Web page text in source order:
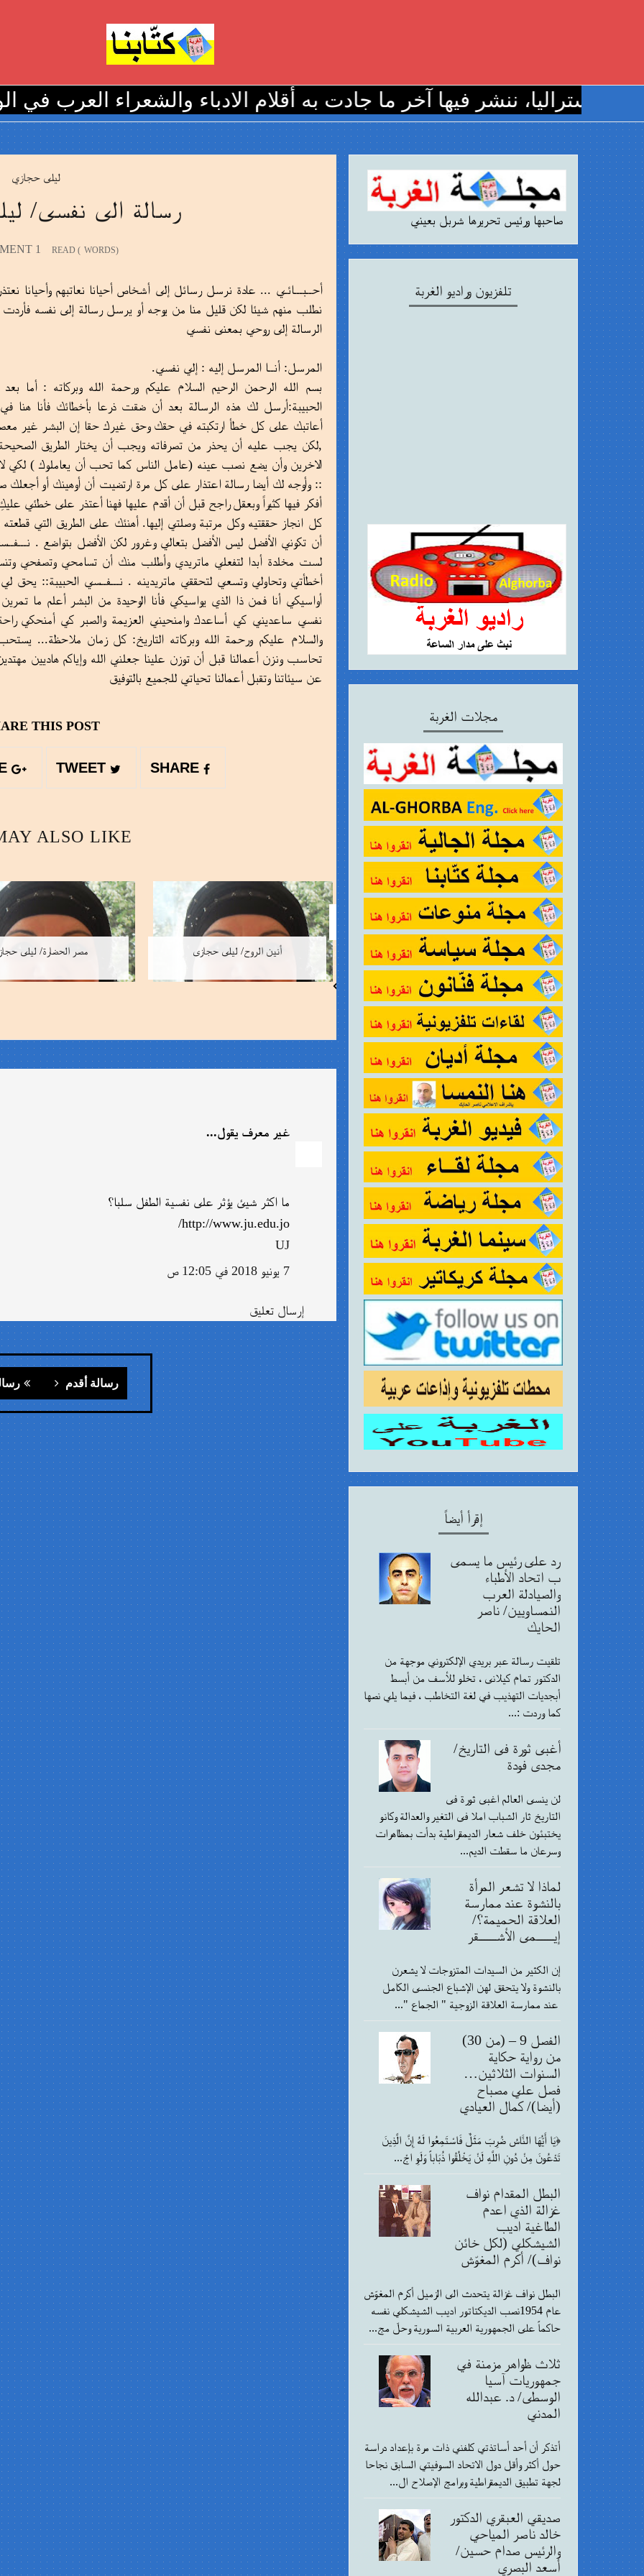
ننشر فيها آخر ما جادت به أقلام الادباء والشعراء العرب في الوطن
ليلى حجازي
رسالة الى نفسى/
READ ( WORDS)
1 COMMENT
أحــبـــائـي ... عادة نرسل رسائل إلى أشخاص أحيانا نعاتبهم وأحيانا
نطلب منهم شيئا لكن قليل منا من يوجه أو يرسل رسالة إلى نفسه فأردت
الرسالة إلى روحي بمعنى نفسي
المرسل: أنــا المرسل إليه : إلي نفسي.
بسم الله الرحمن الرحيم السلام عليكم ورحمة الله وبركاته : أما
الحبيبة:أرسل لك هذه الرسالة بعد أن ضقت ذرعا بأخطائك فأنا هنا
أعاتبك على كل خطأ ارتكبته في حقك وحق غيرك حقا إن البشر غير
,لكن يجب عليه أن يحذر من تصرفاته ويجب أن يختار الطريق
الاخرين وأن يضع نصب عينه (عامل الناس كما تحب أن يعاملوك ) لكي
:: وأوجه لك أيضا رسالة اعتذار على كل مرة ارتضيت أن أوهينك أو أجعلك
أفكر فيها كثيراً وبعقل راجح قبل أن أقدم عليها فهنا أعتذر على خطئي
كل انجاز حققتيه وكل مرتبة وصلتي إليها. أهنئك على الطريق التي
أن تكوني الأفضل ليس الأفضل بتعالي وغرور لكن الأفضل بتواضع .
لست مخلدة أبدا لتفعلي ماتريدي وأطلب منك أن تسامحي وتصفحي
أخطأتي وتحاولي وتسعي لتحققي ماتريدينه . نـــفــسي الحبيبة:: يحق
أواسيكي أنا فمن ذا الذي يواسيكي فأنا الوحيدة من البشر أعلم ما
نفسي ساعديني كي أساعدك وامنحيني العزيمة والصبر كي أمنحكي راحة
والسلام عليكم ورحمة الله وبركاته التاريخ: كل زمان ملاحظة...
تحاسب ونزن أعمالنا قبل أن توزن علينا جعلني الله وإياكم هاديين
عن سيئاتنا وتقبل أعمالنا تحياتي للجميع بالتوفيق
THIS POST
SHARE
TWEET
SHARE
ALSO LIKE
أنين الروح/ ليلى حجازى مصر الحضارة/ ليلى
غير معرف يقول...
ما اكثر شيئ يؤثر على نفسية الطفل سلبا؟
http://www.ju.edu.jo/
UJ
7 يونيو 2018 في 12:05 ص
إرسال تعليق
رسالة أقدم
صاحبها ورئيس تحريرها شربل بعيني
تلفزيون وراديو الغربة
مجلات الغربة
إقرأ أيضاً
رد على رئيس ما يسمى
ب اتحاد الأطباء
والصيادلة العرب
النمساويين/ ناصر
الحايك
تلقيت رسالة عبر بريدي الإلكتروني موجهة من
الدكتور تمام كيلانى ، تخلو للأسف من أبسط
أبجديات التهذيب في لغة التخاطب ، فيما يلي نصها
كما وردت :...
أغبى ثورة فى التاريخ/
مجدى فودة
لن ينسى العالم اغبى ثورة فى
التاريخ ثار الشباب املا فى التغير والعدالة وكانو
يختبئون خلف شعار الديمقراطية بدأت بمظاهرات
وسرعان ما سقطت الديم...
لماذا لا تشعر المرأة
بالنشوة عند ممارسة
العلاقة الحميمة؟/
إيــــــمى الأشــــــقر
إن الكثير من السيدات المتزوجات لا يشعرن
بالنشوة ولا يتحقق لهن الإشباع الجنسى الكامل
عند ممارسة العلاقة الزوجية " الجماع "...
الفصل 9 – (من 30)
من رواية حكاية
السنوات الثلاثين…
فصل علي مصباح
(أيضا)/ كمال العيادي
﴿يَا أَيُّهَا النَّاسُ ضُرِبَ مَثَلٌ فَاسْتَمِعُوا لَهُ إِنَّ الَّذِينَ
تَدْعُونَ مِنْ دُونِ اللَّهِ لَنْ يَخْلُقُوا ذُبَاباً وَلَوِ اجْ...
البطل المقدام نواف
غزالة الذي اعدم
الطاغية اديب
الشيشكلي (لكل خائن
نواف)/ أكرم المغوّش
البطل نواف غزالة يتحدث الى الزميل أكرم المغوّش
عام 1954نصب الديكتاتور اديب الشيشكلي نفسه
حاكماً على الجمهورية العربية السورية وحلّ مج...
ثلاث ظواهر مزمنة في
جمهوريات آسيا
الوسطى/ د. عبدالله
المدني
أتذكر أن أحد أساتذتي كلفني ذات مرة بإعداد دراسة
حول أكثر وأقل دول الاتحاد السوفيتي السابق نجاحا
لجهة تطبيق الديمقراطية وبرامج الإصلاح ال...
صديقي العبقري الدكتور
خالد ناصر المياحي
والرئيس صدام حسين/
أسعد البصري